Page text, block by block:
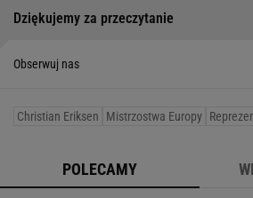
Dziękujemy za przeczytanie
Obserwuj nas
Christian Eriksen Mistrzostwa Europy
POLECAMY